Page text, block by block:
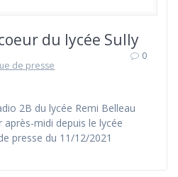
du lycée Sully
de presse
0
2B du lycée Remi Belleau
midi depuis le lycée
presse du 11/12/2021